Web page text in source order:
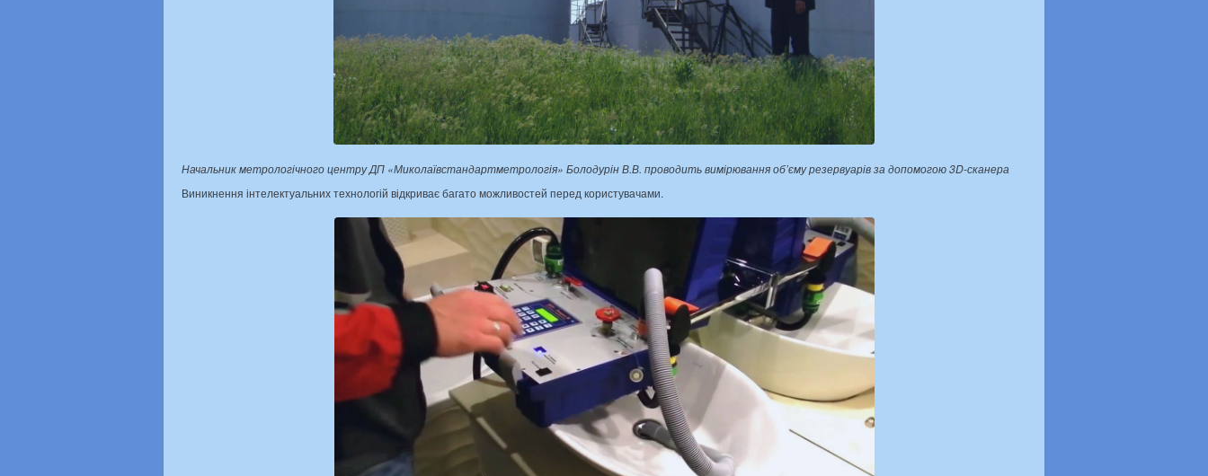
Начальник метрологічного центру ДП «Миколаївстандартметрологія» Болодурін В.В. проводить вимірювання об’єму резервуарів за допомогою 3D-сканера
Виникнення інтелектуальних технологій відкриває багато можливостей перед користувачами.